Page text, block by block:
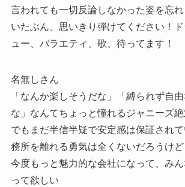
言われても一切反論しなかった姿を忘
いたぶん、思いきり弾けてください！
ュー、バラエティ、歌、待ってます！
名無しさん
「なんか楽しそうだな」「縛られず自
な」なんてちょっと憧れるジャニーズ
でもまだ半信半疑で安定感は保証され
務所を離れる勇気は全くないだろうけど
今度もっと魅力的な会社になって、み
って欲しい